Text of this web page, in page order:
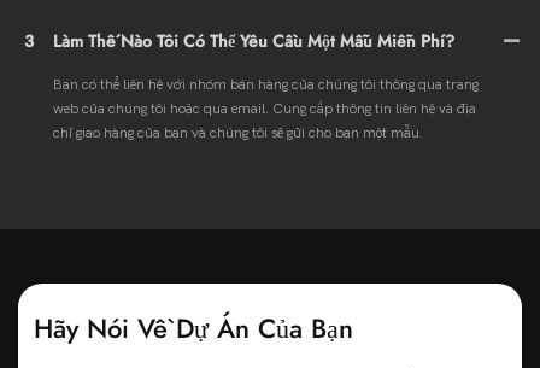
3 Làm Thế Nào Tôi Có Thể Yêu Cầu Một Mẫu Miễn Phí?
Bạn có thể liên hệ với nhóm bán hàng của chúng tôi thông qua trang
web của chúng tôi hoặc qua email. Cung cấp thông tin liên hệ và địa
chỉ giao hàng của bạn và chúng tôi sẽ gửi cho bạn một mẫu.
Hãy Nói Về Dự Án Của Bạn